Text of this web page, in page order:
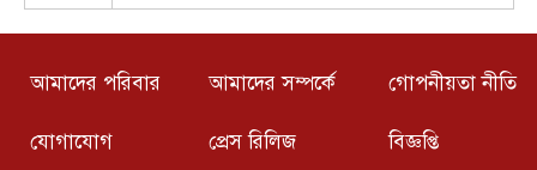
বিসিডিএস সরিষাবাড়ী উপজেলা শাখা
ফুলপুরে জুলাই শহিদ পরিবার ও
আমাদের পরিবার আমাদের সম্পর্কে গোপনীয়তা নীতি
যোগাযোগ প্রেস রিলিজ বিজ্ঞপ্তি